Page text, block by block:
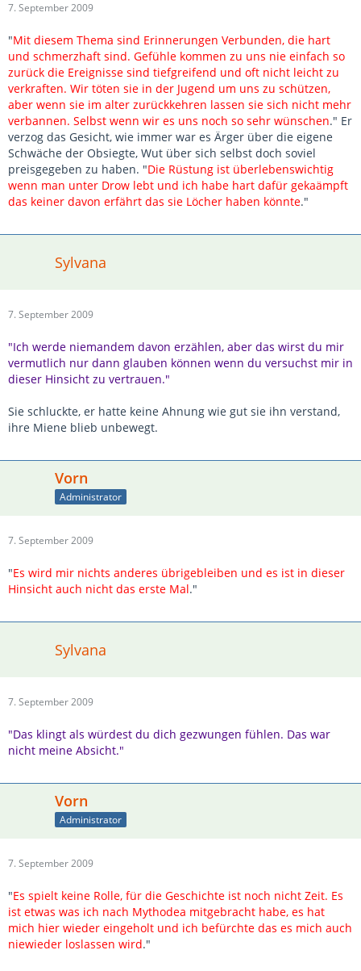
7. September 2009
"Mit diesem Thema sind Erinnerungen Verbunden, die hart
und schmerzhaft sind. Gefühle kommen zu uns nie einfach so
zurück die Ereignisse sind tiefgreifend und oft nicht leicht zu
verkraften. Wir töten sie in der Jugend um uns zu schützen,
aber wenn sie im alter zurückkehren lassen sie sich nicht mehr
verbannen. Selbst wenn wir es uns noch so sehr wünschen." Er
verzog das Gesicht, wie immer war es Ärger über die eigene
Schwäche der Obsiegte, Wut über sich selbst doch soviel
preisgegeben zu haben. "Die Rüstung ist überlebenswichtig
wenn man unter Drow lebt und ich habe hart dafür gekaämpft
das keiner davon erfährt das sie Löcher haben könnte."
Sylvana
7. September 2009
"Ich werde niemandem davon erzählen, aber das wirst du mir
vermutlich nur dann glauben können wenn du versuchst mir in
dieser Hinsicht zu vertrauen."
Sie schluckte, er hatte keine Ahnung wie gut sie ihn verstand,
ihre Miene blieb unbewegt.
Vorn
Administrator
7. September 2009
"Es wird mir nichts anderes übrigebleiben und es ist in dieser
Hinsicht auch nicht das erste Mal."
Sylvana
7. September 2009
"Das klingt als würdest du dich gezwungen fühlen. Das war
nicht meine Absicht."
Vorn
Administrator
7. September 2009
"Es spielt keine Rolle, für die Geschichte ist noch nicht Zeit. Es
ist etwas was ich nach Mythodea mitgebracht habe, es hat
mich hier wieder eingeholt und ich befürchte das es mich auch
niewieder loslassen wird."